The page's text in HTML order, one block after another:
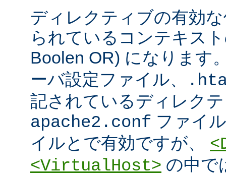
ディレクティブの有効
られているコンテキス
Boolen OR) になります
ーバ設定ファイル、
記されているディレク
apache2.conf ファイ
イルとで有効ですが、
<VirtualHost> の中で